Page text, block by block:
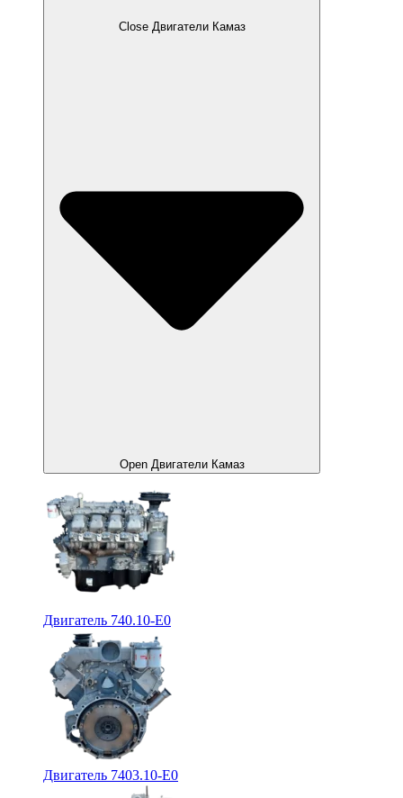
Close Двигатели Камаз
Open Двигатели Камаз
Двигатель 740.10-E0
Двигатель 7403.10-E0